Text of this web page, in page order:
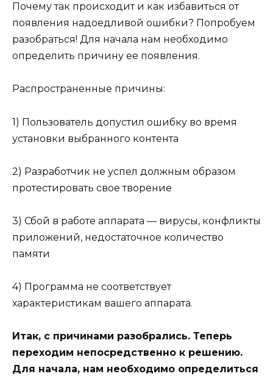
Почему так происходит и как избавиться от
появления надоедливой ошибки? Попробуем
разобраться! Для начала нам необходимо
определить причину ее появления.
Распространенные причины:
1) Пользователь допустил ошибку во время
установки выбранного контента
2) Разработчик не успел должным образом
протестировать свое творение
3) Сбой в работе аппарата — вирусы, конфликты
приложений, недостаточное количество
памяти
4) Программа не соответствует
характеристикам вашего аппарата.
Итак, с причинами разобрались. Теперь
переходим непосредственно к решению.
Для начала, нам необходимо определиться